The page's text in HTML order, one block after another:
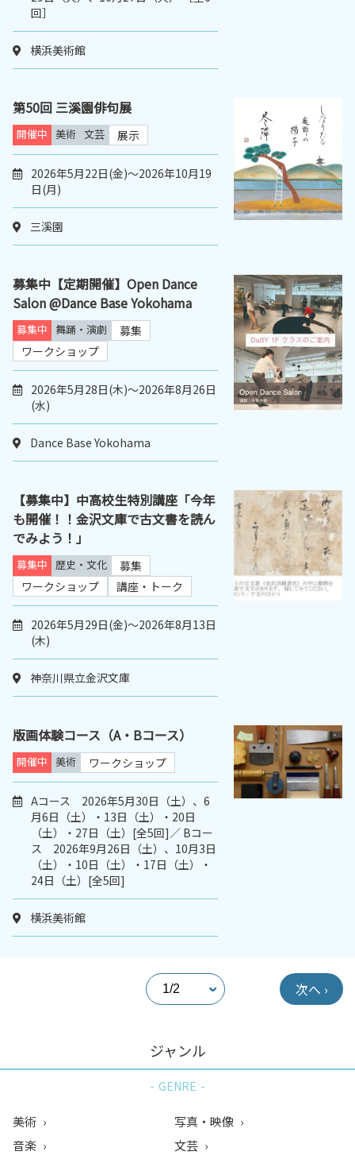
回］
横浜美術館
第50回 三溪園俳句展
開催中 美術 文芸 展示
2026年5月22日(金)～2026年10月19
日(月)
三溪園
募集中【定期開催】Open Dance
Salon @Dance Base Yokohama
募集中 舞踊・演劇
募集
ワークショップ
2026年5月28日(木)～2026年8月26日
(水)
Dance Base Yokohama
【募集中】中高校生特別講座「今年
も開催！！金沢文庫で古文書を読ん
でみよう！」
募集中 歴史・文化
募集
ワークショップ
講座・トーク
2026年5月29日(金)～2026年8月13日
(木)
神奈川県立金沢文庫
版画体験コース（A・Bコース）
開催中 美術 ワークショップ
Aコース 2026年5月30日（土）、6
月6日（土）・13日（土）・20日
（土）・27日（土）[全5回]／ Bコー
ス 2026年9月26日（土）、10月3日
（土）・10日（土）・17日（土）・
24日（土）[全5回]
横浜美術館
次へ ›
ジャンル
GENRE
美術
音楽
写真・映像
文芸